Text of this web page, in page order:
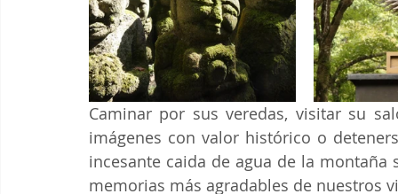
Caminar por sus veredas, visitar su
imágenes con valor histórico o
incesante caida de agua de la
memorias más agradables de nuestros